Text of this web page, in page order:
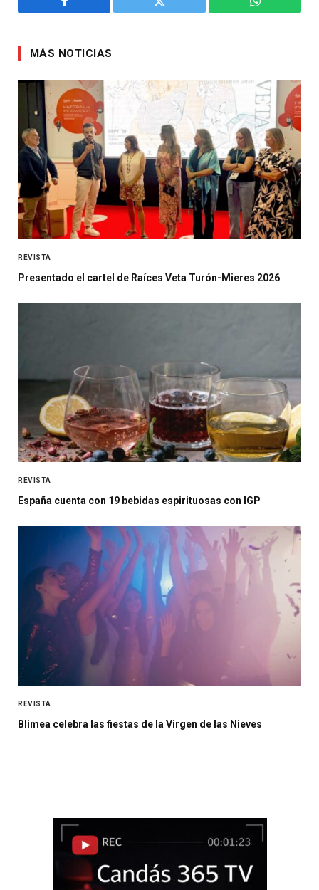
Facebook Twitter WhatsApp
MÁS NOTICIAS
REVISTA
Presentado el cartel de Raíces Veta Turón-Mieres 2026
REVISTA
España cuenta con 19 bebidas espirituosas con IGP
REVISTA
Blimea celebra las fiestas de la Virgen de las Nieves